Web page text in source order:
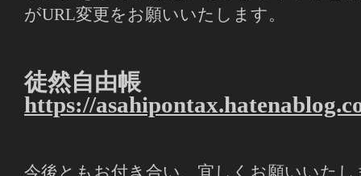
がURL変更をお願いいたします。
徒然自由帳
https://
今後ともお付き合い、宜しくお願いいたし